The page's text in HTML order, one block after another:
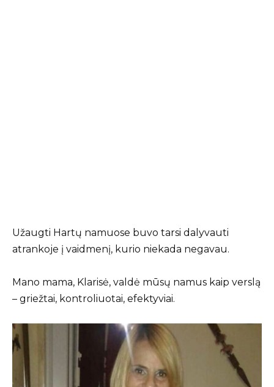
Užaugti Hartų namuose buvo tarsi dalyvauti
atrankoje į vaidmenį, kurio niekada negavau.
Mano mama, Klarisė, valdė mūsų namus kaip verslą
– griežtai, kontroliuotai, efektyviai.